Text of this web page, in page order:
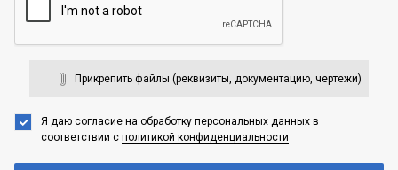
Прикрепить файлы (реквизиты, документацию, чертежи)
Я даю согласие на обработку персональных данных в
соответствии с политикой конфиденциальности